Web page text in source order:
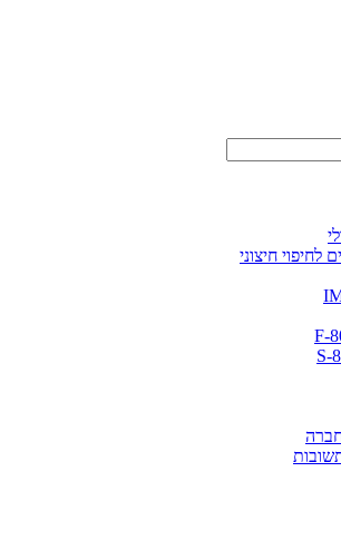
לחיפוי חיצוני